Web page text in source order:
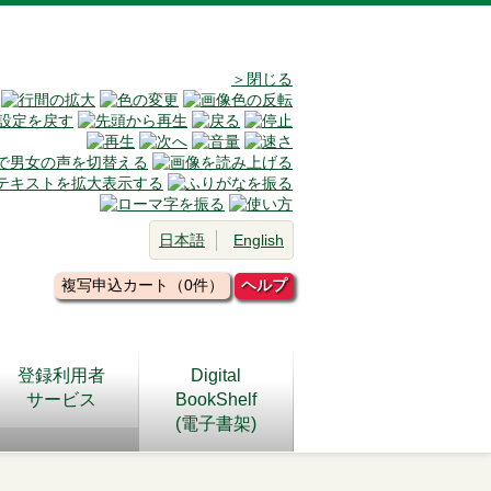
＞閉じる
日本語 English
複写申込カート（0件） ヘルプ
登録利用者
サービス
Digital
BookShelf
(電子書架)